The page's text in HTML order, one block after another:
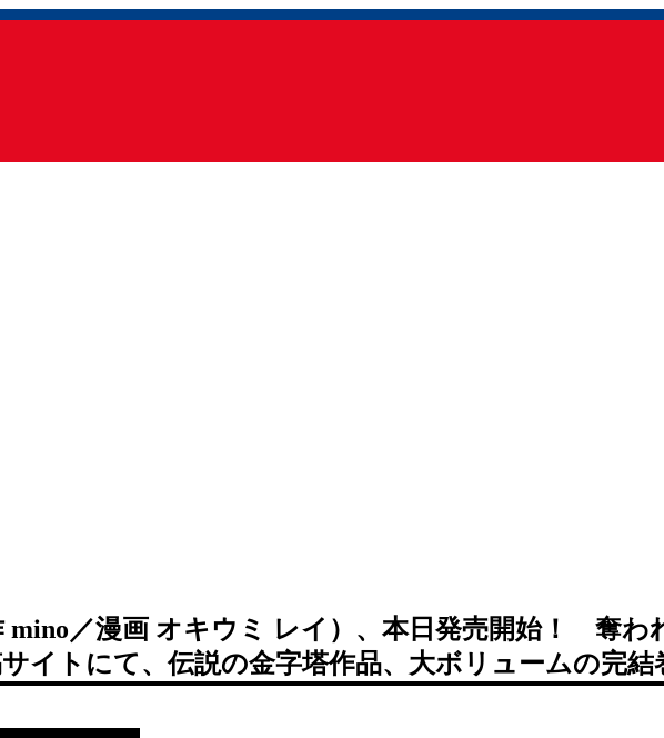
mino／漫画 オキウミ レイ）、本日発売開始！ 奪わ
イトにて、伝説の金字塔作品、大ボリュームの完結